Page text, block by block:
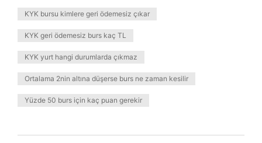
KYK bursu kimlere geri ödemesiz çıkar
KYK geri ödemesiz burs kaç TL
KYK yurt hangi durumlarda çıkmaz
Ortalama 2nin altına düşerse burs ne zaman kesilir
Yüzde 50 burs için kaç puan gerekir